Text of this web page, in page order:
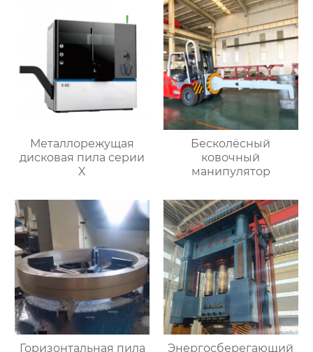
Металлорежущая
дисковая пила серии
X
Бесколёсный
ковочный
манипулятор
Горизонтальная пила
Энергосберегающий